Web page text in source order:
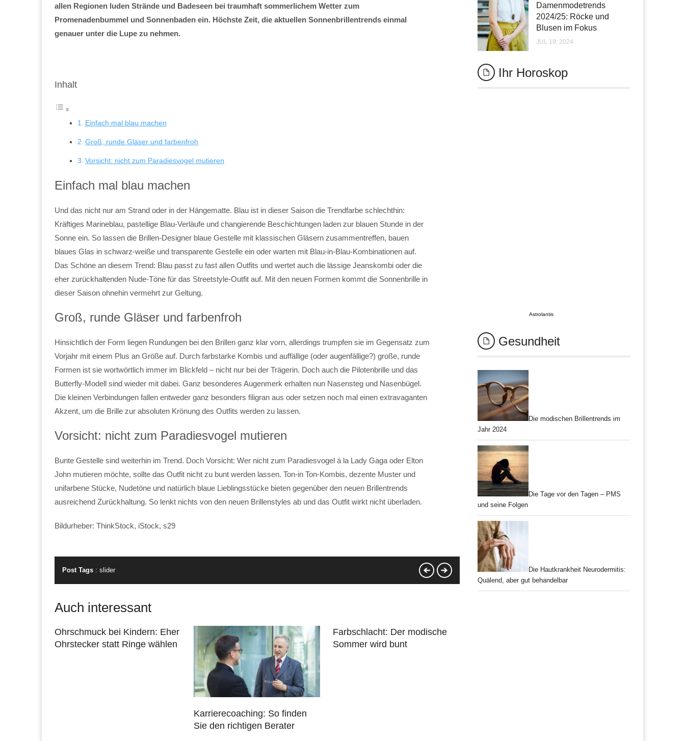
allen Regionen luden Strände und Badeseen bei traumhaft sommerlichem Wetter zum
Promenadenbummel und Sonnenbaden ein. Höchste Zeit, die aktuellen Sonnenbrillentrends einmal
genauer unter die Lupe zu nehmen.
Inhalt
Einfach mal blau machen
Groß, runde Gläser und farbenfroh
Vorsicht: nicht zum Paradiesvogel mutieren
Einfach mal blau machen
Und das nicht nur am Strand oder in der Hängematte. Blau ist in dieser Saison die Trendfarbe schlechthin:
Kräftiges Marineblau, pastellige Blau-Verläufe und changierende Beschichtungen laden zur blauen Stunde in der
Sonne ein. So lassen die Brillen-Designer blaue Gestelle mit klassischen Gläsern zusammentreffen, bauen
blaues Glas in schwarz-weiße und transparente Gestelle ein oder warten mit Blau-in-Blau-Kombinationen auf.
Das Schöne an diesem Trend: Blau passt zu fast allen Outfits und wertet auch die lässige Jeanskombi oder die
eher zurückhaltenden Nude-Töne für das Streetstyle-Outfit auf. Mit den neuen Formen kommt die Sonnenbrille in
dieser Saison ohnehin vermehrt zur Geltung.
Groß, runde Gläser und farbenfroh
Hinsichtlich der Form liegen Rundungen bei den Brillen ganz klar vorn, allerdings trumpfen sie im Gegensatz zum
Vorjahr mit einem Plus an Größe auf. Durch farbstarke Kombis und auffällige (oder augenfällige?) große, runde
Formen ist sie wortwörtlich immer im Blickfeld – nicht nur bei der Trägerin. Doch auch die Pilotenbrille und das
Butterfly-Modell sind wieder mit dabei. Ganz besonderes Augenmerk erhalten nun Nasensteg und Nasenbügel.
Die kleinen Verbindungen fallen entweder ganz besonders filigran aus oder setzen noch mal einen extravaganten
Akzent, um die Brille zur absoluten Krönung des Outfits werden zu lassen.
Vorsicht: nicht zum Paradiesvogel mutieren
Bunte Gestelle sind weiterhin im Trend. Doch Vorsicht: Wer nicht zum Paradiesvogel á la Lady Gaga oder Elton
John mutieren möchte, sollte das Outfit nicht zu bunt werden lassen. Ton-in Ton-Kombis, dezente Muster und
unifarbene Stücke, Nudetöne und natürlich blaue Lieblingsstücke bieten gegenüber den neuen Brillentrends
ausreichend Zurückhaltung. So lenkt nichts von den neuen Brillenstyles ab und das Outfit wirkt nicht überladen.
Bildurheber: ThinkStock, iStock, s29
Post Tags : slider
Auch interessant
Ohrschmuck bei Kindern: Eher
Ohrstecker statt Ringe wählen
Karrierecoaching: So finden
Sie den richtigen Berater
Farbschlacht: Der modische
Sommer wird bunt
Damenmodetrends
2024/25: Röcke und
Blusen im Fokus
JUL 19, 2024
Ihr Horoskop
Astrolantis
Gesundheit
Die modischen Brillentrends im
Jahr 2024
Die Tage vor den Tagen – PMS
und seine Folgen
Die Hautkrankheit Neurodermitis:
Quälend, aber gut behandelbar